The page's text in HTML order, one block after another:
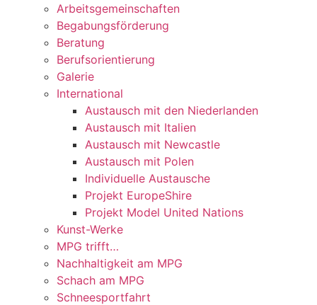
Arbeitsgemeinschaften
Begabungsförderung
Beratung
Berufsorientierung
Galerie
International
Austausch mit den Niederlanden
Austausch mit Italien
Austausch mit Newcastle
Austausch mit Polen
Individuelle Austausche
Projekt EuropeShire
Projekt Model United Nations
Kunst-Werke
MPG trifft…
Nachhaltigkeit am MPG
Schach am MPG
Schneesportfahrt